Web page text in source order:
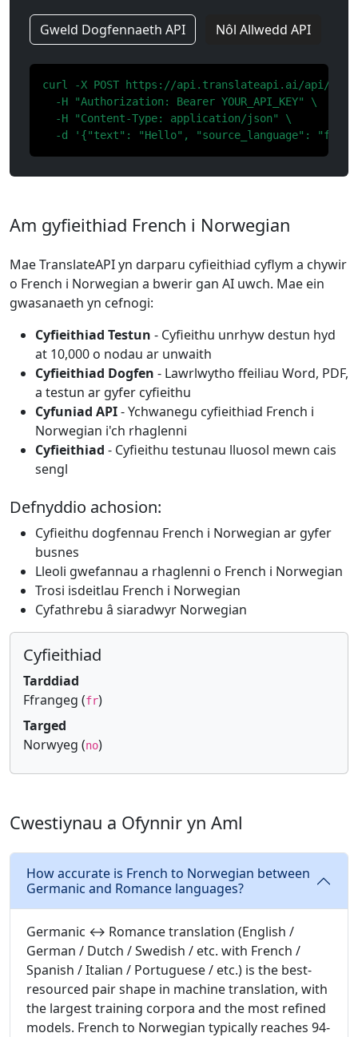
Gweld Dogfennaeth API Nôl Allwedd API
curl -X POST https://api.translateapi.ai/api/v1/
  -H "Authorization: Bearer YOUR_API_KEY" \
  -H "Content-Type: application/json" \
-d '{"text": "Hello", "source_language": "fr",
Am gyfieithiad French i Norwegian
Mae TranslateAPI yn darparu cyfieithiad cyflym a chywir
o French i Norwegian a bwerir gan AI uwch. Mae ein
gwasanaeth yn cefnogi:
Cyfieithiad Testun - Cyfieithu unrhyw destun hyd
at 10,000 o nodau ar unwaith
Cyfieithiad Dogfen - Lawrlwytho ffeiliau Word, PDF,
a testun ar gyfer cyfieithu
Cyfuniad API- Ychwanegu cyfieithiad French i
Norwegian i'ch rhaglenni
Cyfieithiad - Cyfieithu testunau lluosol mewn cais
sengl
Defnyddio achosion:
Cyfieithu dogfennau French i Norwegian ar gyfer
busnes
Lleoli gwefannau a rhaglenni o French i Norwegian
Trosi isdeitlau French i Norwegian
Cyfathrebu â siaradwyr Norwegian
Cyfieithiad
Tarddiad
Ffrangeg (fr)
Targed
Norwyeg (no)
Cwestiynau a Ofynnir yn Aml
How accurate is French to Norwegian between
Germanic and Romance languages?
Germanic ↔ Romance translation (English /
German / Dutch / Swedish / etc. with French /
Spanish / Italian / Portuguese / etc.) is the best-
resourced pair shape in machine translation, with
the largest training corpora and the most refined
models. French to Norwegian typically reaches 94-